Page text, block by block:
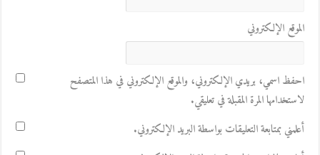
الموقع الإلكتروني
احفظ اسمي، بريدي الإلكتروني، والموقع الإلكتروني في هذا المتصفح
لاستخدامها المرة المقبلة في تعليقي.
أعلمني بمتابعة التعليقات بواسطة البريد الإلكتروني.